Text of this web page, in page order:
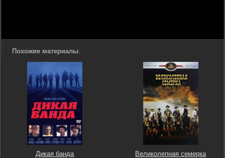
Похожие материалы:
Дикая банда Великолепная семерка